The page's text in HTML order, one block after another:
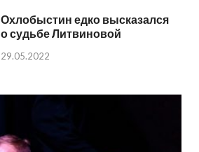
Охлобыстин едко высказался
о судьбе Литвиновой
29.05.2022